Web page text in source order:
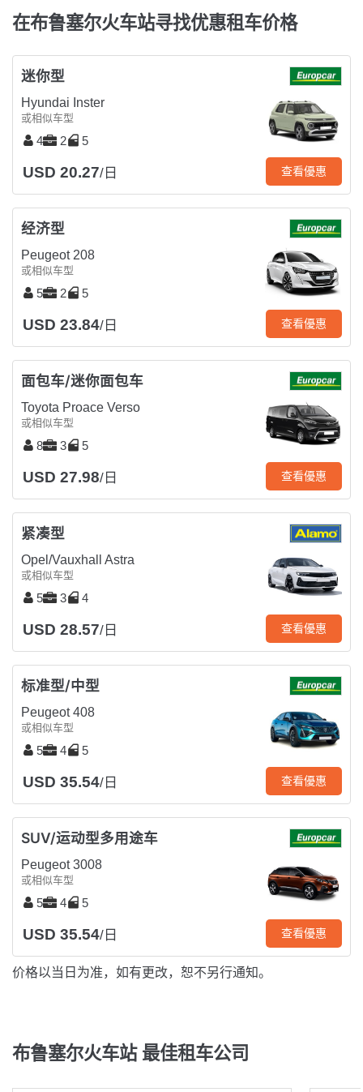
在布鲁塞尔火车站寻找优惠租车价格
迷你型
Hyundai Inster
或相似车型
4 2 5
USD 20.27/日 查看優惠
经济型
Peugeot 208
或相似车型
5 2 5
USD 23.84/日 查看優惠
面包车/迷你面包车
Toyota Proace Verso
或相似车型
8 3 5
USD 27.98/日 查看優惠
紧凑型
Opel/Vauxhall Astra
或相似车型
5 3 4
USD 28.57/日 查看優惠
标准型/中型
Peugeot 408
或相似车型
5 4 5
USD 35.54/日 查看優惠
SUV/运动型多用途车
Peugeot 3008
或相似车型
5 4 5
USD 35.54/日 查看優惠
价格以当日为准，如有更改，恕不另行通知。
布鲁塞尔火车站 最佳租车公司